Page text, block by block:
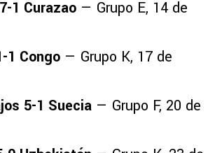
1 Curazao — Grupo E, 14 de
1 Congo — Grupo K, 17 de
5-1 Suecia — Grupo F, 20 de